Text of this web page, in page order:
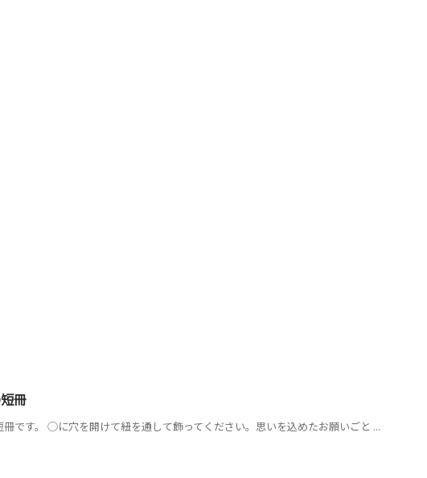
冊
冊です。 ◯に穴を開けて紐を通して飾ってください。思いを込めたお願いごと ...